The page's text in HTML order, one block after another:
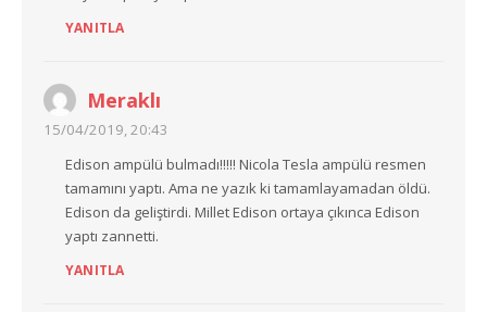
YANITLA
Meraklı
15/04/2019, 20:43
Edison ampülü bulmadı!!!!! Nicola Tesla ampülü resmen
tamamını yaptı. Ama ne yazık ki tamamlayamadan öldü.
Edison da geliştirdi. Millet Edison ortaya çıkınca Edison
yaptı zannetti.
YANITLA